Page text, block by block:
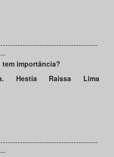
importância?
Hestia Raissa Lima